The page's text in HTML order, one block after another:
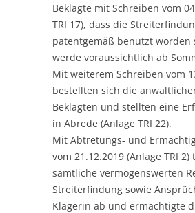
Beklagte mit Schreiben vom
TRI 17), dass die
patentgemäß benutzt worden
werde voraussichtlich ab
Mit weiterem Schreiben vom
bestellten sich die
Beklagten und stellten eine
in Abrede (Anlage TRI 22).
Mit Abtretungs- und
vom 21.12.2019 (Anlage TRI
sämtliche vermögenswerten
Streiterfindung sowie
Klägerin ab und ermächtigte